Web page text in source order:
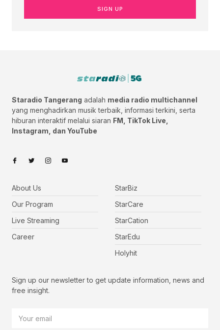
SIGN UP
Staradio Tangerang adalah media radio multichannel
yang menghadirkan musik terbaik, informasi terkini, serta
hiburan interaktif melalui siaran FM, TikTok Live,
Instagram, dan YouTube
About Us
Our Program
Live Streaming
Career
StarBiz
StarCare
StarCation
StarEdu
Holyhit
Sign up our newsletter to get update information, news and
free insight.